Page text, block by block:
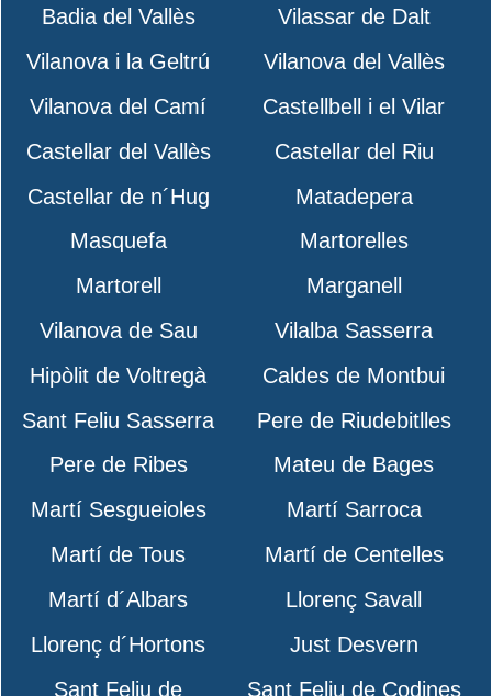
Badia del Vallès
Vilassar de Dalt
Vilanova i la Geltrú
Vilanova del Vallès
Vilanova del Camí
Castellbell i el Vilar
Castellar del Vallès
Castellar del Riu
Castellar de n´Hug
Matadepera
Masquefa
Martorelles
Martorell
Marganell
Vilanova de Sau
Vilalba Sasserra
Hipòlit de Voltregà
Caldes de Montbui
Sant Feliu Sasserra
Pere de Riudebitlles
Pere de Ribes
Mateu de Bages
Martí Sesgueioles
Martí Sarroca
Martí de Tous
Martí de Centelles
Martí d´Albars
Llorenç Savall
Llorenç d´Hortons
Just Desvern
Sant Feliu de
Sant Feliu de Codines